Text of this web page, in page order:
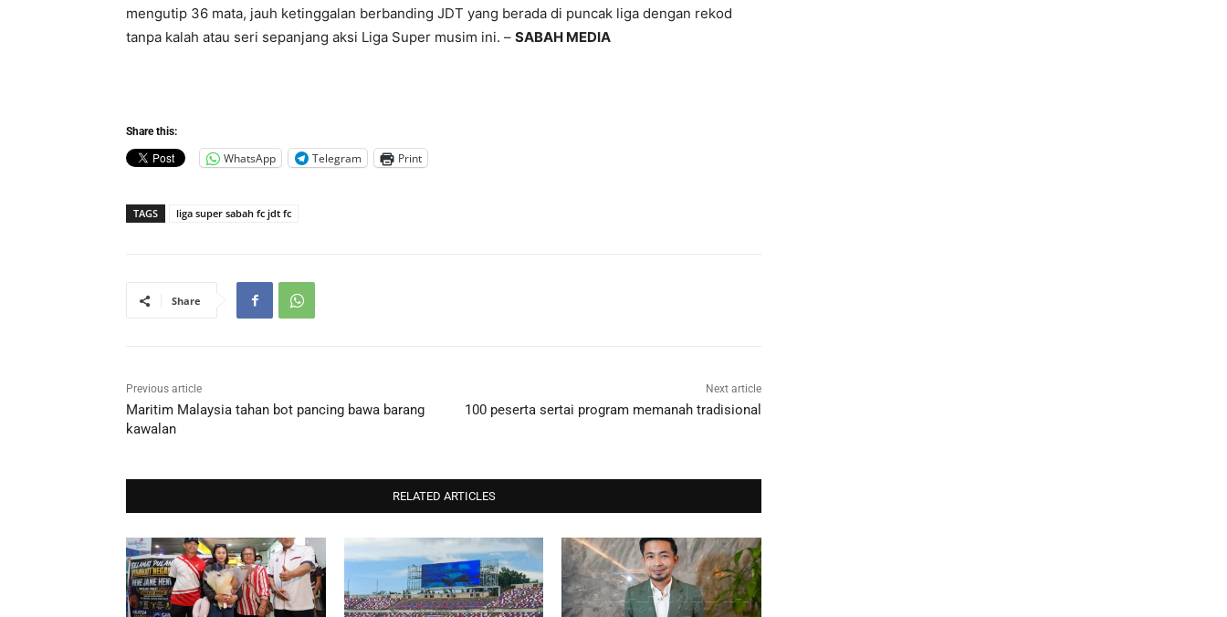
mengutip 36 mata, jauh ketinggalan berbanding JDT yang berada di puncak liga dengan rekod
tanpa kalah atau seri sepanjang aksi Liga Super musim ini. – SABAH MEDIA
Share this:
WhatsApp Telegram Print
TAGS liga super sabah fc jdt fc
Share
Previous article
Maritim Malaysia tahan bot pancing bawa barang
kawalan
Next article
100 peserta sertai program memanah tradisional
RELATED ARTICLES